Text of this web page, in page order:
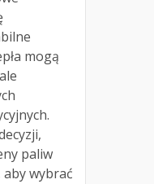
mogą
paliw
wybrać